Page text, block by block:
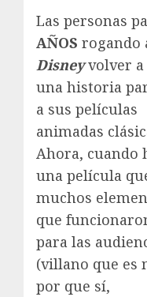
Las personas
AÑOS rogando
Disneyvolver a
una historia
a sus películas
animadas
Ahora, cuando
una película
muchos
que
para las
(villano que es
por que sí,